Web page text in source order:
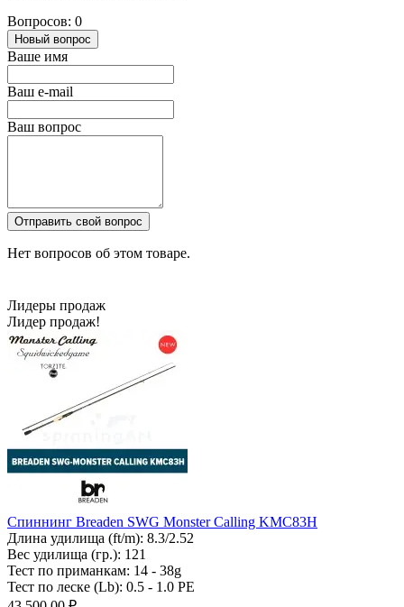
Вопросов: 0
Новый вопрос
Ваше имя
Ваш e-mail
Ваш вопрос
Отправить свой вопрос
Нет вопросов об этом товаре.
Лидеры продаж
Лидер продаж!
Спиннинг Breaden SWG Monster Calling KMC83H
Длина удилища (ft/m): 8.3/2.52
Вес удилища (гр.): 121
Тест по приманкам: 14 - 38g
Тест по леске (Lb): 0.5 - 1.0 PE